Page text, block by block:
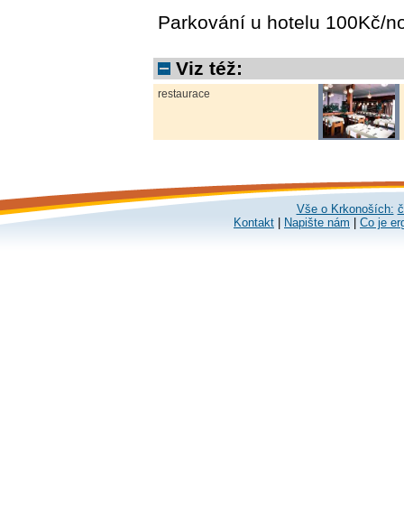
Parkování u hotelu 100Kč/
Viz též:
restaurace
Vše o Krkonoších:
Kontakt
Napište nám Co je